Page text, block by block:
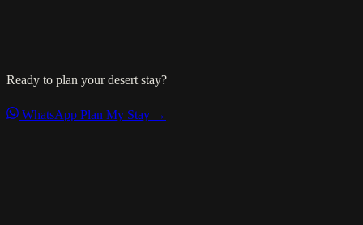
Ready to plan your desert stay?
WhatsApp Plan My Stay →